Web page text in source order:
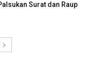
Surat dan Raup